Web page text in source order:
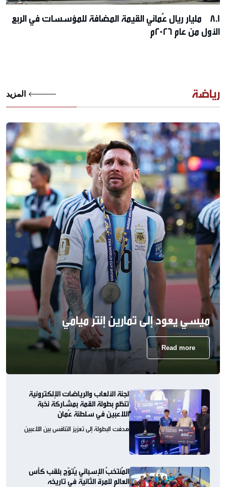
8.1 مليار ريال عُماني القيمة المضافة للمؤسسات في الربع
الأول من عام 2026م
رياضة المزيد
ميسي يعود إلى تمارين إنتر ميامي
Read more
لجنة الألعاب والرياضات الإلكترونية
تنظم بطولة القمة بمشاركة نخبة
اللاعبين في سلطنة عُمان
هدفت البطولة إلى تعزيز التنافس بين اللاعبين
المُنتخبُ الإسباني يُتوّج بلقب كأس
العالم للمرة الثانية في تاريخه